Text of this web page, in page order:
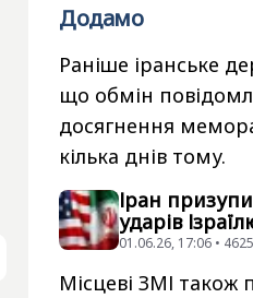
Додамо
Раніше іранське
що обмін
досягнення
кілька днів тому.
Іран
ударів
01.06.26, 17:06 •
Місцеві ЗМІ